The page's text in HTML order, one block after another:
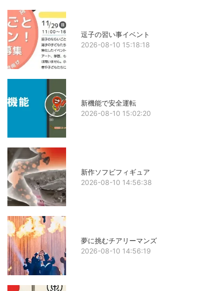
逗子の習い事イベント
2026-08-10 15:18:18
新機能で安全運転
2026-08-10 15:02:20
新作ソフビフィギュア
2026-08-10 14:56:38
夢に挑むチアリーマンズ
2026-08-10 14:56:19